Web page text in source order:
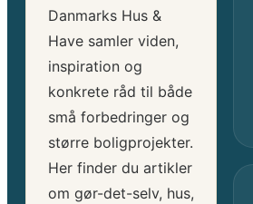
Danmarks Hus &
Have samler viden,
inspiration og
konkrete råd til både
små forbedringer og
større boligprojekter.
Her finder du artikler
om gør-det-selv, hus,